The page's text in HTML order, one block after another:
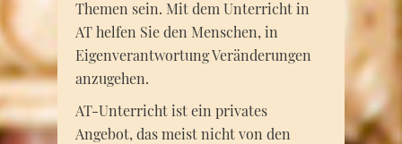
Themen sein. Mit dem Unterricht in
AT helfen Sie den Menschen, in
Eigenverantwortung Veränderungen
anzugehen.
AT-Unterricht ist ein privates
Angebot, das meist nicht von den